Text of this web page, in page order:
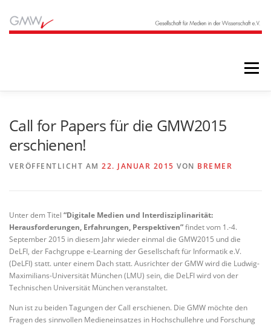
Inhalt
springen
Menü
Call for Papers für die GMW2015
erschienen!
VERÖFFENTLICHT AM 22. JANUAR 2015 VON BREMER
Unter dem Titel “Digitale Medien und Interdisziplinarität:
Herausforderungen, Erfahrungen, Perspektiven”findet vom 1.-4.
September 2015 in diesem Jahr wieder einmal die GMW2015 und die
DeLFI, der Fachgruppe e-Learning der Gesellschaft für Informatik e.V.
(DeLFI) statt. unter einem Dach statt. Ausrichter der GMW wird die Ludwig-
Maximilians-Universität München (LMU) sein, die DeLFI wird von der
Technischen Universität München veranstaltet.
Nun ist zu beiden Tagungen der Call erschienen. Die GMW möchte den
Fragen des sinnvollen Medieneinsatzes in Hochschullehre und Forschung